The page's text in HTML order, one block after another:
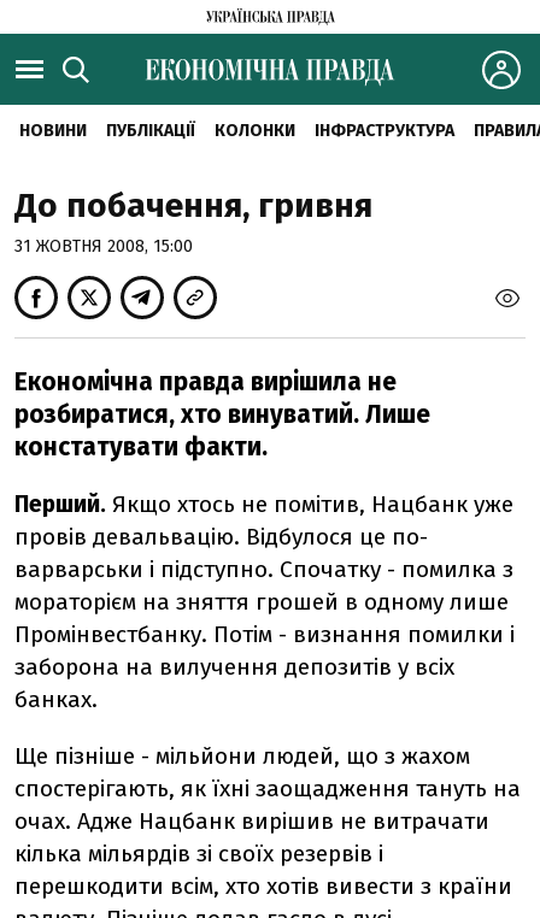
НОВИНИ ПУБЛІКАЦІЇ КОЛОНКИ ІНФРАСТРУКТУРА
До побачення, гривня
31 ЖОВТНЯ 2008, 15:00
Економічна правда вирішила не
розбиратися, хто винуватий. Лише
констатувати факти.
Перший. Якщо хтось не помітив, Нацбанк уже
провів девальвацію. Відбулося це по-
варварськи і підступно. Спочатку - помилка з
мораторієм на зняття грошей в одному лише
Промінвестбанку. Потім - визнання помилки і
заборона на вилучення депозитів у всіх
банках.
Ще пізніше - мільйони людей, що з жахом
спостерігають, як їхні заощадження тануть на
очах. Адже Нацбанк вирішив не витрачати
кілька мільярдів зі своїх резервів і
перешкодити всім, хто хотів вивести з країни